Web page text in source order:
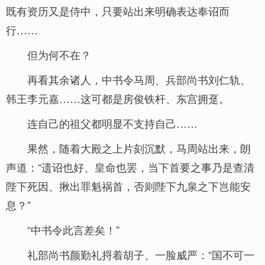
既有资历又是侍中，只要站出来明确表达奉诏而
行……
但为何不在？
再看其余诸人，中书令马周、兵部尚书刘仁轨、
韩王李元嘉……这可都是房俊铁杆、东宫拥趸。
连自己的祖父都明显不支持自己……
果然，随着大殿之上片刻沉默，马周站出来，朗
声道：“遗诏也好、皇命也罢，当下首要之事乃是查清
陛下死因、揪出罪魁祸首，否则陛下九泉之下岂能安
息？”
“中书令此言差矣！”
礼部尚书颜勤礼捋着胡子、一脸威严：“国不可一